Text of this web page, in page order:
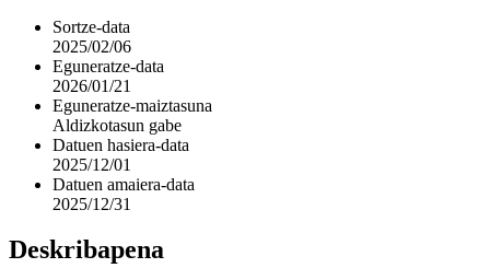
Sortze-data
2025/02/06
Eguneratze-data
2026/01/21
Eguneratze-maiztasuna
Aldizkotasun gabe
Datuen hasiera-data
2025/12/01
Datuen amaiera-data
2025/12/31
Deskribapena